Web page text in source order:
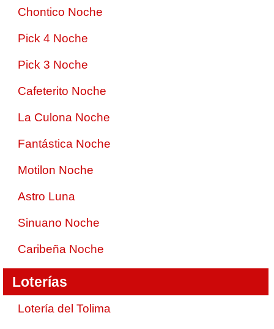
Chontico Noche
Pick 4 Noche
Pick 3 Noche
Cafeterito Noche
La Culona Noche
Fantástica Noche
Motilon Noche
Astro Luna
Sinuano Noche
Caribeña Noche
Loterías
Lotería del Tolima